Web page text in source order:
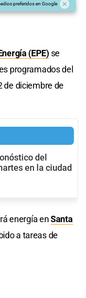
preferidos en Google
(EPE)se
programados del
de diciembre de
del
en la ciudad
energía enSanta
a tareas de